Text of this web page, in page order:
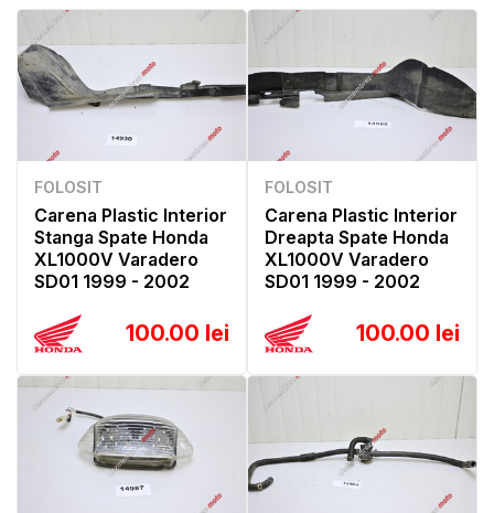
FOLOSIT
Carena Plastic Interior
Stanga Spate Honda
XL1000V Varadero
SD01 1999 - 2002
100.00 lei
FOLOSIT
Carena Plastic Interior
Dreapta Spate Honda
XL1000V Varadero
SD01 1999 - 2002
100.00 lei